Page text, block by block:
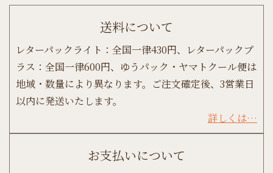
送料について
レターパックライト：全国一律430円、レターパックプ
ラス：全国一律600円、ゆうパック・ヤマトクール便は
地域・数量により異なります。ご注文確定後、3営業日
以内に発送いたします。
詳しくは…
お支払いについて